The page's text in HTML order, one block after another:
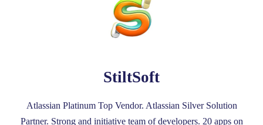
StiltSoft
Atlassian Platinum Top Vendor. Atlassian Silver Solution
Partner. Strong and initiative team of developers. 20 apps on